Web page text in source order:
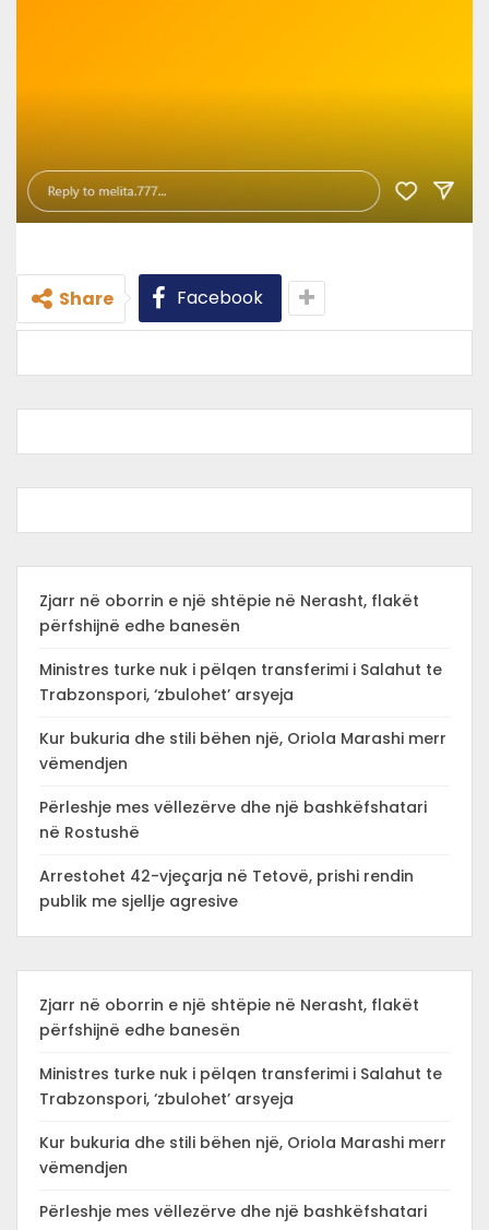
Share Facebook
Zjarr në oborrin e një shtëpie në Nerasht, flakët
përfshijnë edhe banesën
Ministres turke nuk i pëlqen transferimi i Salahut te
Trabzonspori, ‘zbulohet’ arsyeja
Kur bukuria dhe stili bëhen një, Oriola Marashi merr
vëmendjen
Përleshje mes vëllezërve dhe një bashkëfshatari
në Rostushë
Arrestohet 42-vjeçarja në Tetovë, prishi rendin
publik me sjellje agresive
Zjarr në oborrin e një shtëpie në Nerasht, flakët
përfshijnë edhe banesën
Ministres turke nuk i pëlqen transferimi i Salahut te
Trabzonspori, ‘zbulohet’ arsyeja
Kur bukuria dhe stili bëhen një, Oriola Marashi merr
vëmendjen
Përleshje mes vëllezërve dhe një bashkëfshatari